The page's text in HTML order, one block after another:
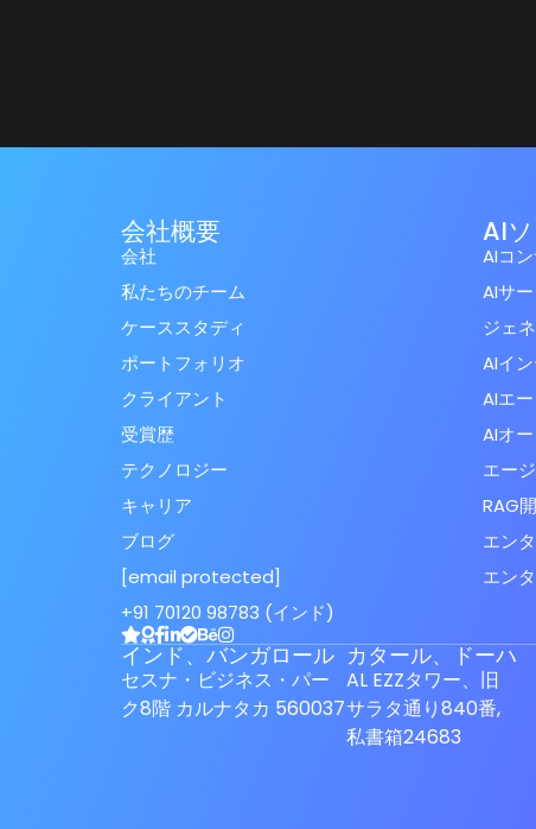
会社概要
会社
私たちのチーム
ケーススタディ
ポートフォリオ
クライアント
受賞歴
テクノロジー
キャリア
ブログ
[email protected]
+91 70120 98783 (インド)
AI
AIコ
AIサ
ジェ
AIイ
AIエ
AIオ
エー
RAG
エン
エン
インド、バンガロール
セスナ・ビジネス・パー
ク8階 カルナタカ 560037
カタール、ドーハ
AL EZZタワー、旧
サラタ通り840番,
私書箱24683
Dutch
Swedish
Finnish
Spanish (Spain)